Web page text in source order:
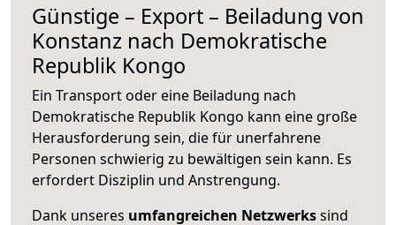
Günstige – Export – Beiladung von
Konstanz nach Demokratische
Republik Kongo
Ein Transport oder eine Beiladung nach
Demokratische Republik Kongo kann eine große
Herausforderung sein, die für unerfahrene
Personen schwierig zu bewältigen sein kann. Es
erfordert Disziplin und Anstrengung.
Dank unseres umfangreichen Netzwerkssind